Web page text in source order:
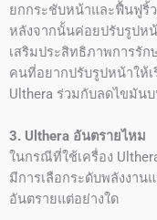
ยกกระชับหน้าและฟื้นฟูริ้
หลังจากนั้นค่อยปรับรูปห
เสริมประสิทธิภาพการรั
คนที่อยากปรับรูปหน้าให้
Ulthera ร่วมกับลดไขมัน
3. Ulthera อันตรายไหม
ในกรณีที่ใช้เครื่อง
มีการเลือกระดับพลังงาน
อันตรายแต่อย่างใด